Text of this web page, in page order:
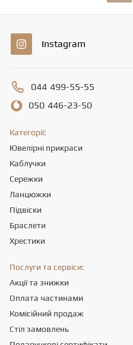
Instagram
044 499-55-55
050 446-23-50
Категорії:
Ювелірні прикраси
Каблучки
Сережки
Ланцюжки
Підвіски
Браслети
Хрестики
Послуги та сервіси:
Акції та знижки
Оплата частинами
Комісійний продаж
Стіл замовлень